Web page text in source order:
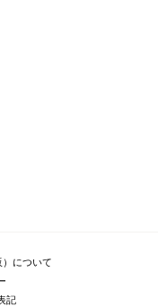
について
記